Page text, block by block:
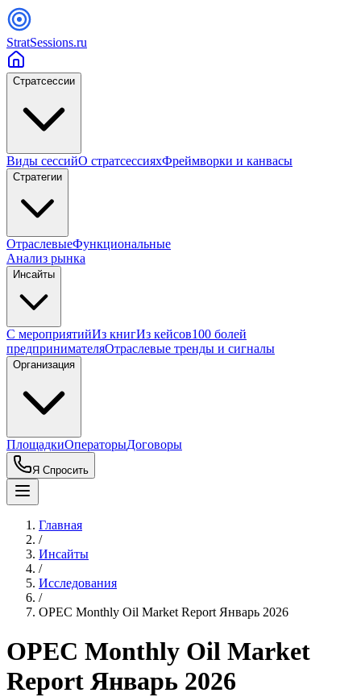
StratSessions.ru
Стратсессии
Виды сессийО стратсессияхФреймворки и канвасы
Стратегии
ОтраслевыеФункциональные
Анализ рынка
Инсайты
С мероприятийИз книгИз кейсов100 болей
предпринимателяОтраслевые тренды и сигналы
Организация
ПлощадкиОператорыДоговоры
Я Спросить
Главная
/
Инсайты
/
Исследования
/
OPEC Monthly Oil Market Report Январь 2026
OPEC Monthly Oil Market
Report Январь 2026